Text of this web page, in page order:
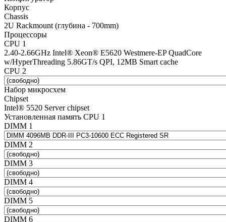
Корпус
Chassis
2U Rackmount (глубина - 700mm)
Процессоры
CPU 1
2.40-2.66GHz Intel® Xeon® E5620 Westmere-EP QuadCore
w/HyperThreading 5.86GT/s QPI, 12MB Smart cache
CPU 2
Набор микросхем
Chipset
Intel® 5520 Server chipset
Установленная память CPU 1
DIMM 1
DIMM 2
DIMM 3
DIMM 4
DIMM 5
DIMM 6